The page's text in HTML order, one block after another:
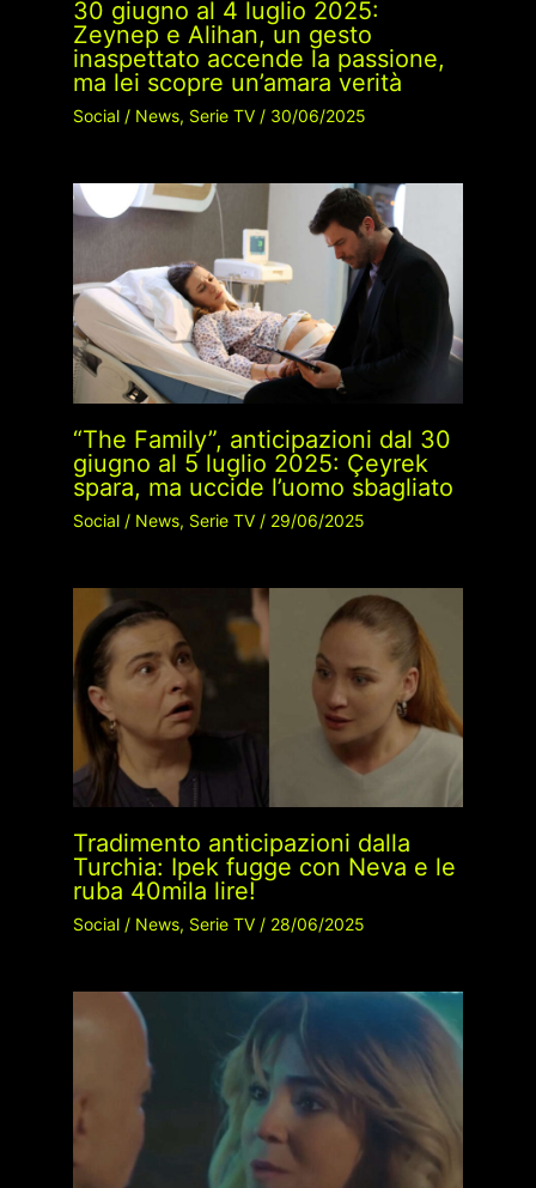
30 giugno al 4 luglio 2025:
Zeynep e Alihan, un gesto
inaspettato accende la passione,
ma lei scopre un’amara verità
Social/ News, Serie TV/ 30/06/2025
“The Family”, anticipazioni dal 30
giugno al 5 luglio 2025: Çeyrek
spara, ma uccide l’uomo sbagliato
Social/ News, Serie TV/ 29/06/2025
Tradimento anticipazioni dalla
Turchia: Ipek fugge con Neva e le
ruba 40mila lire!
Social/ News, Serie TV/ 28/06/2025